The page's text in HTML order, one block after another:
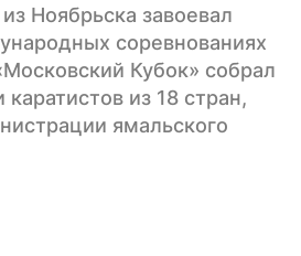
Ноябрьска завоевал
соревнованиях
Кубок» собрал
из 18 стран,
ямальского